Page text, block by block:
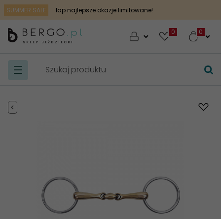
SUMMER SALE łap najlepsze okazje limitowane!
SKLEP JEŹDZIECKI
0